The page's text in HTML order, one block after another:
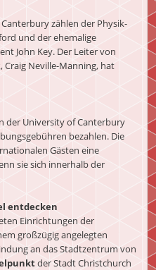
zählen der Physik-
und der ehemalige
John Key. Der Leiter von
Craig Neville-Manning, hat
der University of Canterbury
bezahlen. Die
Gästen eine
sie sich innerhalb der
entdecken
Einrichtungen der
großzügig angelegten
an das Stadtzentrum von
der Stadt Christchurch